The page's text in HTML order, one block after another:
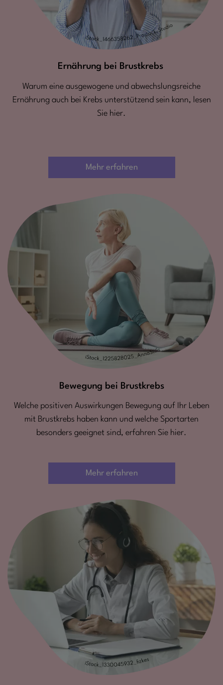
Ernährung bei Brustkrebs
Warum eine ausgewogene und abwechslungsreiche
Ernährung auch bei Krebs unterstützend sein kann, lesen
Sie hier.
Mehr erfahren
Bewegung bei Brustkrebs
Welche positiven Auswirkungen Bewegung auf Ihr Leben
mit Brustkrebs haben kann und welche Sportarten
besonders geeignet sind, erfahren Sie hier.
Mehr erfahren